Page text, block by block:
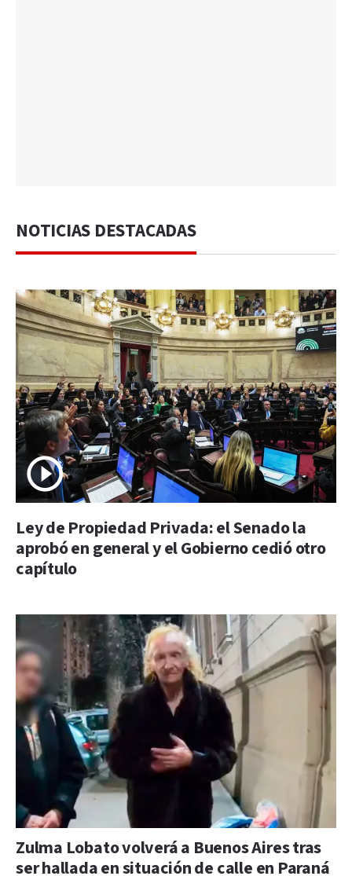
NOTICIAS DESTACADAS
Ley de Propiedad Privada: el Senado la
aprobó en general y el Gobierno cedió otro
capítulo
Zulma Lobato volverá a Buenos Aires tras
ser hallada en situación de calle en Paraná